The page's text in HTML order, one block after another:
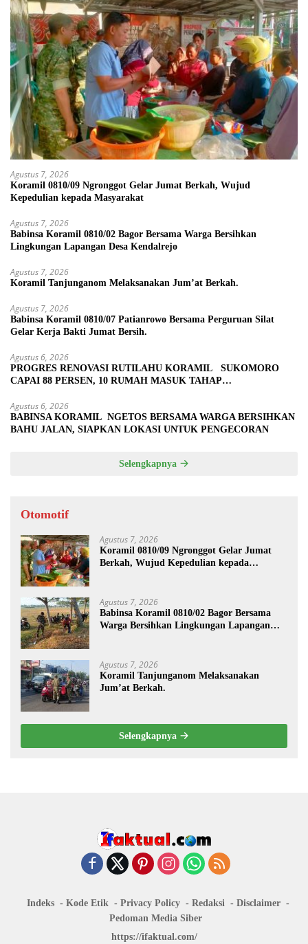
Agustus 7, 2026
Koramil 0810/09 Ngronggot Gelar Jumat Berkah, Wujud
Kepedulian kepada Masyarakat
Agustus 7, 2026
Babinsa Koramil 0810/02 Bagor Bersama Warga Bersihkan
Lingkungan Lapangan Desa Kendalrejo
Agustus 7, 2026
Koramil Tanjunganom Melaksanakan Jum’at Berkah.
Agustus 7, 2026
Babinsa Koramil 0810/07 Patianrowo Bersama Perguruan Silat
Gelar Kerja Bakti Jumat Bersih.
Agustus 6, 2026
PROGRES RENOVASI RUTILAHU KORAMIL SUKOMORO
CAPAI 88 PERSEN, 10 RUMAH MASUK TAHAP
Agustus 6, 2026
BABINSA KORAMIL NGETOS BERSAMA WARGA BERSIHKAN
BAHU JALAN, SIAPKAN LOKASI UNTUK PENGECORAN
Selengkapnya
Otomotif
Agustus 7, 2026
Koramil 0810/09 Ngronggot Gelar Jumat
Berkah, Wujud Kepedulian kepada
Agustus 7, 2026
Babinsa Koramil 0810/02 Bagor Bersama
Warga Bersihkan Lingkungan Lapangan
Agustus 7, 2026
Koramil Tanjunganom Melaksanakan
Jum’at Berkah.
Selengkapnya
Indeks Kode Etik Privacy Policy Redaksi
Disclaimer
Pedoman Media Siber
https://ifaktual.com/